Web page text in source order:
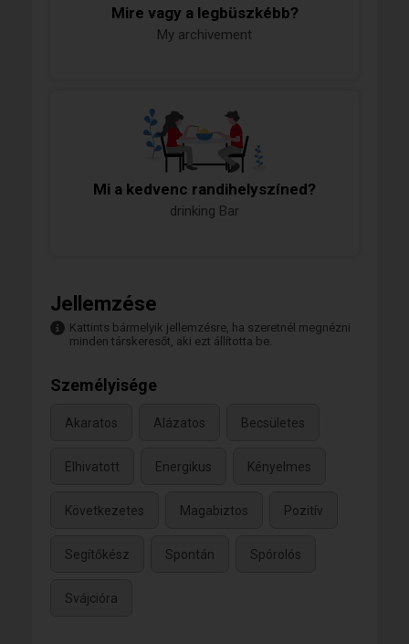
Mire vagy a legbüszkébb?
My archivement
Mi a kedvenc randihelyszíned?
drinking Bar
Jellemzése
Kattints bármelyik jellemzésre, ha szeretnél megnézni
minden társkeresőt, aki ezt állította be.
Személyisége
Akaratos Alázatos Becsületes
Elhivatott Energikus Kényelmes
Következetes Magabiztos Pozitív
Segítőkész Spontán Spórolós
Svájcióra